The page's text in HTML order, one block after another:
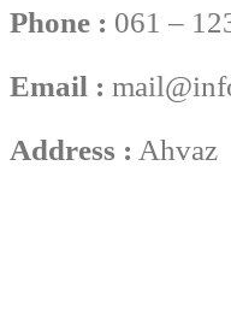
Phone : 061 –
Email :
Address : Ahvaz